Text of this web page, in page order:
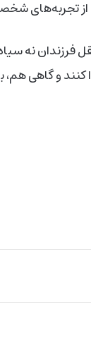
از تجربه‌های
فرزندان نه
کنند و گاهی